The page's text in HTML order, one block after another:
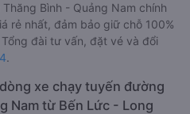
Bình - Quảng Nam chính
rẻ nhất, đảm bảo giữ chỗ 100%
đài tư vấn, đặt vé và đổi
.
xe chạy tuyến đường
Nam từ Bến Lức - Long